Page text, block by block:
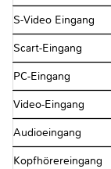
S-Video Eingang
Scart-Eingang
PC-Eingang
Video-Eingang
Audioeingang
Kopfhörereingang